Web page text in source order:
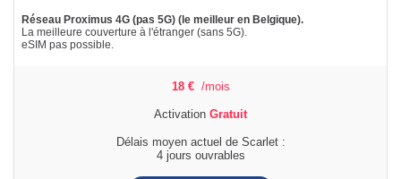
Réseau Proximus 4G (pas 5G) (le meilleur en Belgique).
La meilleure couverture à l'étranger (sans 5G).
eSIM pas possible.
18 € /mois
Activation Gratuit
Délais moyen actuel de Scarlet :
4 jours ouvrables